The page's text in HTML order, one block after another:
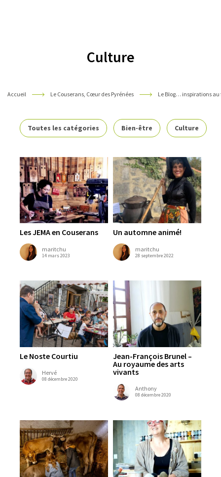
Culture
Accueil Le Couserans, Cœur des Pyrénées Le Blog… inspirations au
Toutes les catégories Bien-être Culture
Les JEMA en Couserans
maritchu
14 mars 2023
Un automne animé!
maritchu
28 septembre 2022
Le Noste Courtiu
Hervé
08 décembre 2020
Jean-François Brunel –
Au royaume des arts
vivants
Anthony
08 décembre 2020